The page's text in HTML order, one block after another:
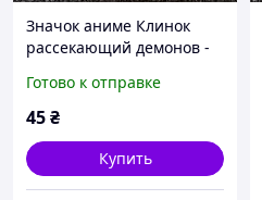
Значок аниме Клинок
рассекающий демонов -
мм (ZNBDD 0017)
Готово к отправке
45₴
Купить